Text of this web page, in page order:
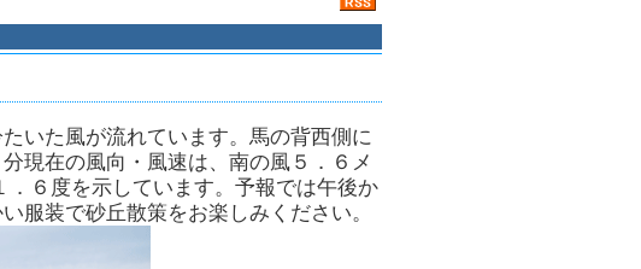
いた風が流れています。馬の背西側に
現在の風向・風速は、南の風５．６メ
６度を示しています。予報では午後か
服装で砂丘散策をお楽しみください。